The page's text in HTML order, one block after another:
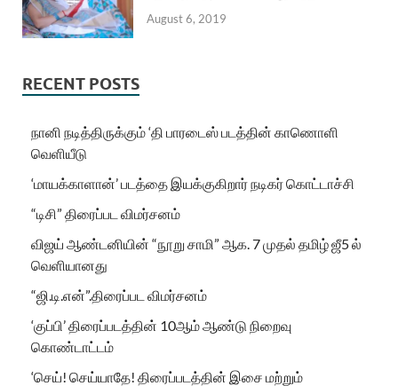
August 6, 2019
RECENT POSTS
நானி நடித்திருக்கும் ‘தி பாரடைஸ் படத்தின் காணொளி
வெளியீடு
‘மாயக்காளான்’ படத்தை இயக்குகிறார் நடிகர் கொட்டாச்சி
“டிசி” திரைப்பட விமர்சனம்
விஜய் ஆண்டனியின் “நூறு சாமி” ஆக. 7 முதல் தமிழ் ஜீ5 ல்
வெளியானது
“ஜி.டி.என்”.திரைப்பட விமர்சனம்
‘குப்பி’ திரைப்படத்தின் 10ஆம் ஆண்டு நிறைவு
கொண்டாட்டம்
‘செய்! செய்யாதே! திரைப்படத்தின் இசை மற்றும்